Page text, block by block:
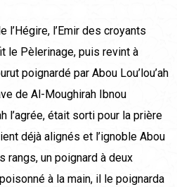
l’Hégire, l’Emir des croyants
le Pèlerinage, puis revint à
poignardé par Abou Lou’lou’ah
de Al-Moughirah Ibnou
l’agrée, était sorti pour la prière
déjà alignés et l’ignoble Abou
rangs, un poignard à deux
à la main, il le poignarda